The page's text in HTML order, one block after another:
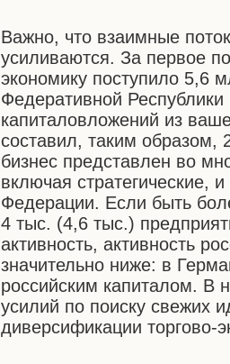
Важно, что взаимные
усиливаются. За первое
экономику поступило 5,6
Федеративной
капиталовложений из
составил, таким образом,
бизнес представлен во
включая стратегические,
Федерации. Если быть
4 тыс. (4,6 тыс.)
активность, активность
значительно ниже: в
российским капиталом. В
усилий по поиску свежих
диверсификации торгово-